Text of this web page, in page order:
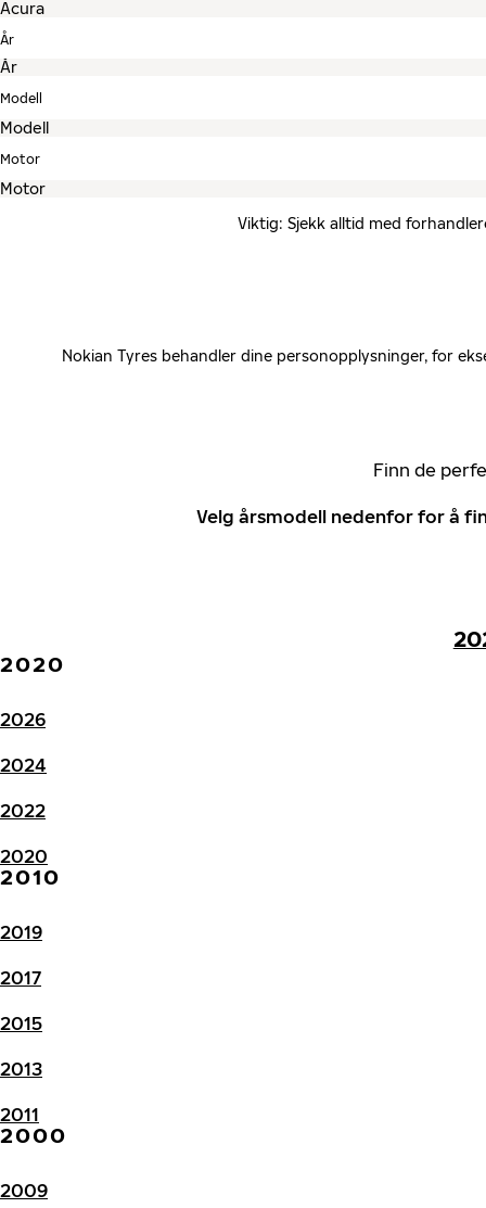
År
Modell
Motor
Viktig: Sjekk alltid med
Nokian Tyres behandler dine personopplysninger, for
Finn de
Velg årsmodell nedenfor for å
2020
2026
2024
2022
2020
2010
2019
2017
2015
2013
2011
2000
2009